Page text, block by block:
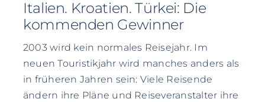
Italien. Kroatien. Türkei: Die
kommenden Gewinner
2003 wird kein normales Reisejahr. Im
neuen Touristikjahr wird manches anders als
in früheren Jahren sein: Viele Reisende
ändern ihre Pläne und Reiseveranstalter ihre